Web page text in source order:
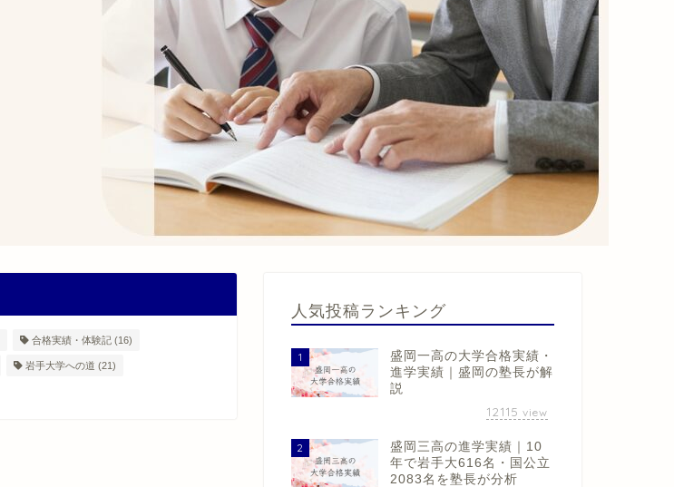
合格実績・体験記 (16)
岩手大学への道 (21)
人気投稿ランキング
1
盛岡一高の大学合格実績・
進学実績｜盛岡の塾長が解
説
12115 view
2
盛岡三高の進学実績｜10
年で岩手大616名・国公立
2083名を塾長が分析